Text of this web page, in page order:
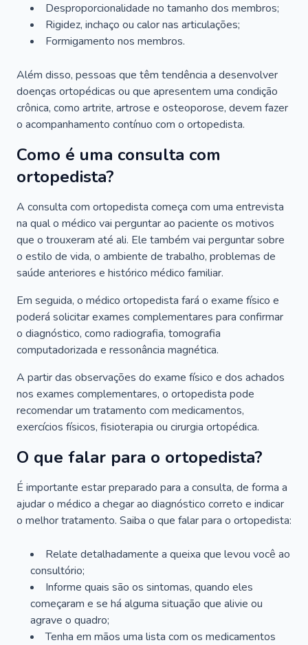
Desproporcionalidade no tamanho dos membros;
Rigidez, inchaço ou calor nas articulações;
Formigamento nos membros.
Além disso, pessoas que têm tendência a desenvolver
doenças ortopédicas ou que apresentem uma condição
crônica, como artrite, artrose e osteoporose, devem fazer
o acompanhamento contínuo com o ortopedista.
Como é uma consulta com
ortopedista?
A consulta com ortopedista começa com uma entrevista
na qual o médico vai perguntar ao paciente os motivos
que o trouxeram até ali. Ele também vai perguntar sobre
o estilo de vida, o ambiente de trabalho, problemas de
saúde anteriores e histórico médico familiar.
Em seguida, o médico ortopedista fará o exame físico e
poderá solicitar exames complementares para confirmar
o diagnóstico, como radiografia, tomografia
computadorizada e ressonância magnética.
A partir das observações do exame físico e dos achados
nos exames complementares, o ortopedista pode
recomendar um tratamento com medicamentos,
exercícios físicos, fisioterapia ou cirurgia ortopédica.
O que falar para o ortopedista?
É importante estar preparado para a consulta, de forma a
ajudar o médico a chegar ao diagnóstico correto e indicar
o melhor tratamento. Saiba o que falar para o ortopedista:
Relate detalhadamente a queixa que levou você ao
consultório;
Informe quais são os sintomas, quando eles
começaram e se há alguma situação que alivie ou
agrave o quadro;
Tenha em mãos uma lista com os medicamentos